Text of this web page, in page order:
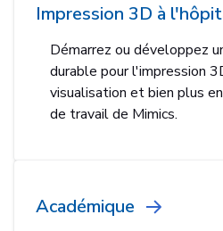
Impression 3D à
Démarrez ou développez
durable pour l'impression
visualisation et bien plus
de travail de Mimics.
Académique